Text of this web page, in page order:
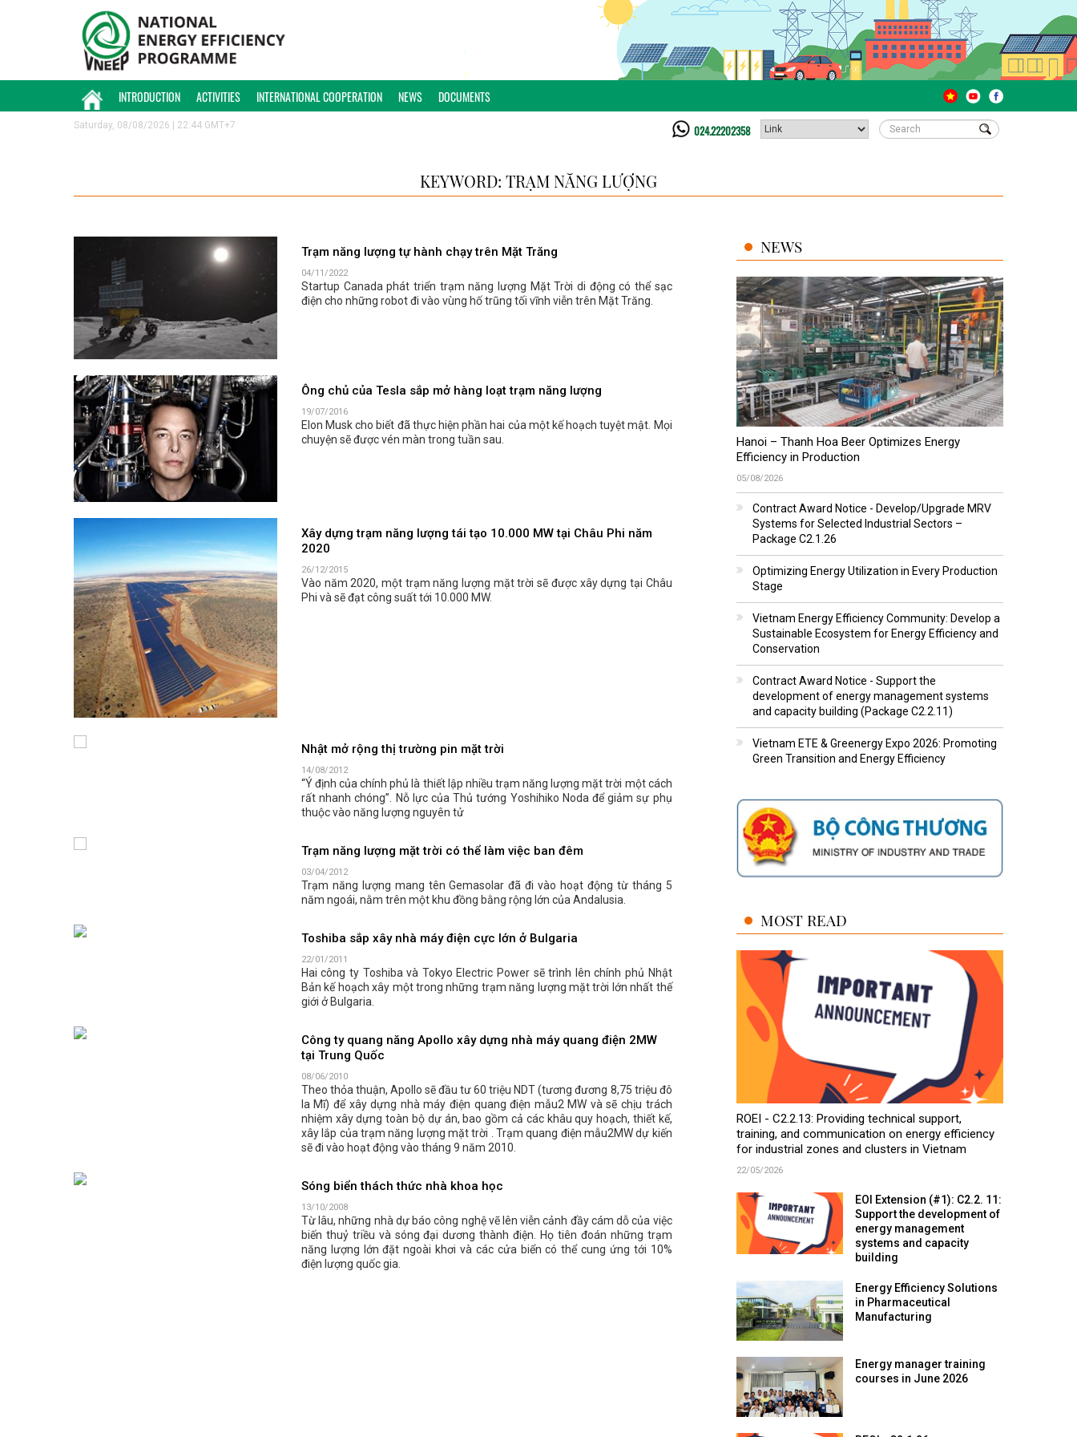
INTRODUCTION ACTIVITIES INTERNATIONAL COOPERATION NEWS DOCUMENTS
Saturday, 08/08/2026 | 22:44 GMT+7 024.22202358
KEYWORD: TRẠM NĂNG LƯỢNG
Trạm năng lượng tự hành chạy trên Mặt Trăng
04/11/2022
Startup Canada phát triển trạm năng lượng Mặt Trời di động có thể sạc
điện cho những robot đi vào vùng hố trũng tối vĩnh viễn trên Mặt Trăng.
Ông chủ của Tesla sắp mở hàng loạt trạm năng lượng
19/07/2016
Elon Musk cho biết đã thực hiện phần hai của một kế hoạch tuyệt mật. Mọi
chuyện sẽ được vén màn trong tuần sau.
Xây dựng trạm năng lượng tái tạo 10.000 MW tại Châu Phi năm
2020
26/12/2015
Vào năm 2020, một trạm năng lượng mặt trời sẽ được xây dựng tại Châu
Phi và sẽ đạt công suất tới 10.000 MW.
Nhật mở rộng thị trường pin mặt trời
14/08/2012
“Ý định của chính phủ là thiết lập nhiều trạm năng lượng mặt trời một cách
rất nhanh chóng”. Nỗ lực của Thủ tướng Yoshihiko Noda để giảm sự phụ
thuộc vào năng lượng nguyên tử
Trạm năng lượng mặt trời có thể làm việc ban đêm
03/04/2012
Trạm năng lượng mang tên Gemasolar đã đi vào hoạt động từ tháng 5
năm ngoái, nằm trên một khu đồng bằng rộng lớn của Andalusia.
Toshiba sắp xây nhà máy điện cực lớn ở Bulgaria
22/01/2011
Hai công ty Toshiba và Tokyo Electric Power sẽ trình lên chính phủ Nhật
Bản kế hoạch xây một trong những trạm năng lượng mặt trời lớn nhất thế
giới ở Bulgaria.
Công ty quang năng Apollo xây dựng nhà máy quang điện 2MW
tại Trung Quốc
08/06/2010
Theo thỏa thuận, Apollo sẽ đầu tư 60 triệu NDT (tương đương 8,75 triệu đô
la Mĩ) để xây dựng nhà máy điện quang điện mẫu2 MW và sẽ chịu trách
nhiệm xây dựng toàn bộ dự án, bao gồm cả các khâu quy hoạch, thiết kế,
xây lắp của trạm năng lượng mặt trời . Trạm quang điện mẫu2MW dự kiến
sẽ đi vào hoạt động vào tháng 9 năm 2010.
Sóng biển thách thức nhà khoa học
13/10/2008
Từ lâu, những nhà dự báo công nghệ vẽ lên viễn cảnh đầy cám dỗ của việc
biến thuỷ triều và sóng đại dương thành điện. Họ tiên đoán những trạm
năng lượng lớn đặt ngoài khơi và các cửa biển có thể cung ứng tới 10%
điện lượng quốc gia.
NEWS
Hanoi – Thanh Hoa Beer Optimizes Energy
Efficiency in Production
05/08/2026
Contract Award Notice - Develop/Upgrade MRV
Systems for Selected Industrial Sectors –
Package C2.1.26
Optimizing Energy Utilization in Every Production
Stage
Vietnam Energy Efficiency Community: Develop a
Sustainable Ecosystem for Energy Efficiency and
Conservation
Contract Award Notice - Support the
development of energy management systems
and capacity building (Package C2.2.11)
Vietnam ETE & Greenergy Expo 2026: Promoting
Green Transition and Energy Efficiency
MOST READ
ROEI - C2.2.13: Providing technical support,
training, and communication on energy efficiency
for industrial zones and clusters in Vietnam
22/05/2026
EOI Extension (#1): C2.2. 11:
Support the development of
energy management
systems and capacity
building
Energy Efficiency Solutions
in Pharmaceutical
Manufacturing
Energy manager training
courses in June 2026